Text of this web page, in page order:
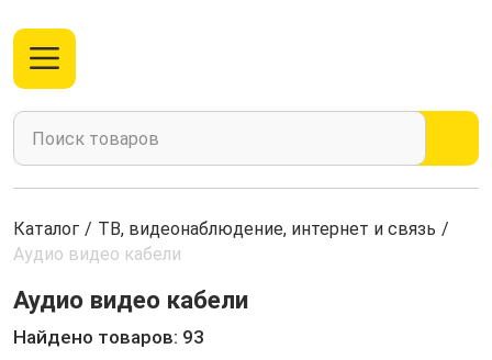
Каталог / ТВ, видеонаблюдение, интернет и связь /
Аудио видео кабели
Аудио видео кабели
Найдено товаров: 93